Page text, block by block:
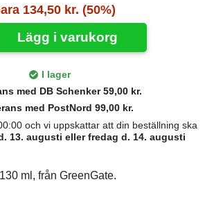
134,50 kr. (50%)
Lägg i varukorg
I lager
med DB Schenker 59,00 kr.
med PostNord 99,00 kr.
och vi uppskattar att din beställning ska
13. augusti eller fredag d. 14. augusti
ml, från GreenGate.